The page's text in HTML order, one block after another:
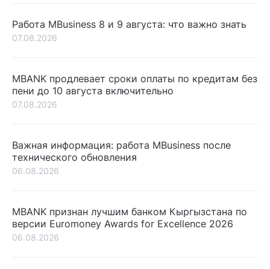
Работа MBusiness 8 и 9 августа: что важно знать
07.08.2026
MBANK продлевает сроки оплаты по кредитам без
пени до 10 августа включительно
07.08.2026
Важная информация: работа MBusiness после
технического обновления
06.08.2026
MBANK признан лучшим банком Кыргызстана по
версии Euromoney Awards for Excellence 2026
06.08.2026